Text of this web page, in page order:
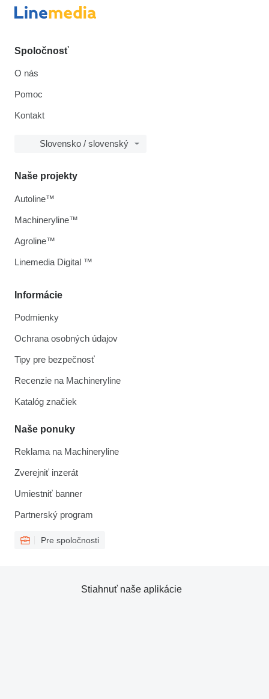
Spoločnosť
O nás
Pomoc
Kontakt
Slovensko / slovenský
Informácie
Podmienky
Ochrana osobných údajov
Tipy pre bezpečnosť
Recenzie na Machineryline
Katalóg značiek
Naše ponuky
Reklama na Machineryline
Zverejniť inzerát
Umiestniť banner
Partnerský program
Pre spoločnosti
Naše projekty
Autoline™
Machineryline™
Agroline™
Linemedia Digital ™
Stiahnuť naše aplikácie